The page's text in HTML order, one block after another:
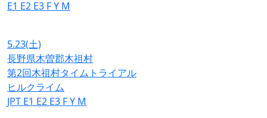
E1 E2 E3 FY M
5.23(土)
長野県木曽郡木祖村
第2回木祖村タイムトライアル
ヒルクライム
JPT E1 E2 E3 FY M